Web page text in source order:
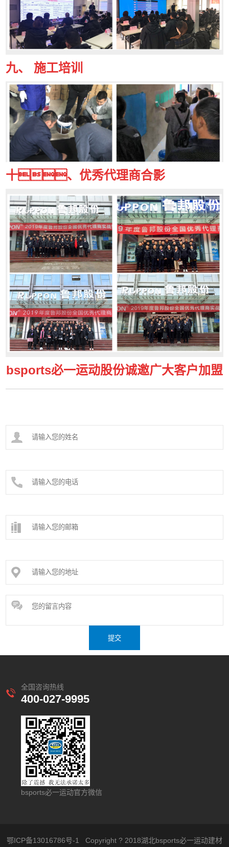
九、 施工培训
十、优秀代理商合影
bsports必一运动股份诚邀广大客户加盟
全国咨询热线
400-027-9995
bsports必一运动官方微信
鄂ICP备13016786号-1 Copyright ? 2018湖北bsports必一运动建材